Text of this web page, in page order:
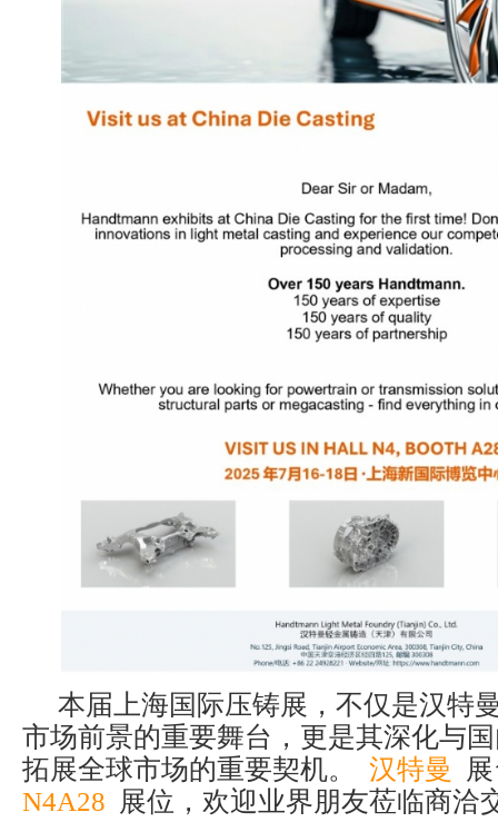
本届上海国际压铸展，不仅是汉特
市场前景的重要舞台，更是其深化与
拓展全球市场的重要契机。
汉特曼
N4A28 展位，欢迎业界朋友莅临商洽